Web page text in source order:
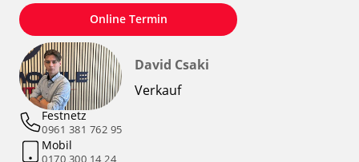
Online Termin
David Csaki
Verkauf
Festnetz
0961 381 762 95
Mobil
0170 300 14 24